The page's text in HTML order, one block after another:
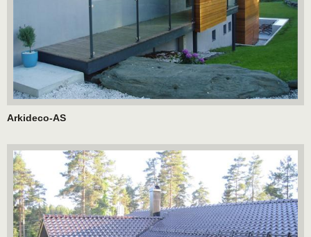
Arkideco-AS